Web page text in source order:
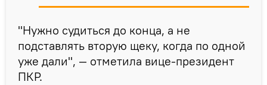
"Нужно судиться до конца, а не
подставлять вторую щеку, когда по одной
уже дали", — отметила вице-президент
ПКР.